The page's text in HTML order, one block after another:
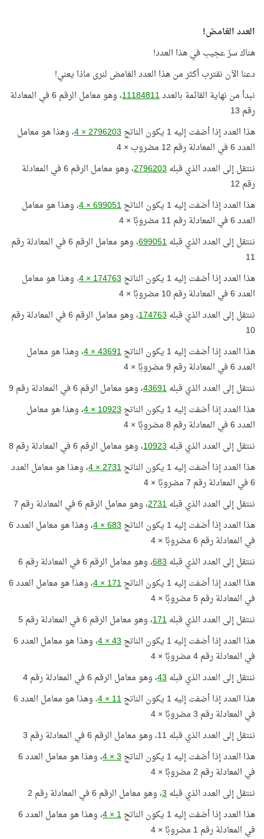
العدد الغامض!
هناك سرّ عجيب في هذا العدد!
دعنا الآن نقترب أكثر من هذا العدد الغامض لنرى ماذا يعني!
نبدأ من نهاية القائمة بالعدد11184811
، وهو معامل الرقم 6 في المعادلة
رقم 13
هذا العدد إذا أضفت إليه 1 يكون الناتج
2796203 × 4
، وهذا هو معامل
العدد 6 في المعادلة رقم 12 مضروب × 4
ننتقل إلى العدد الذي قبله2796203
، وهو معامل الرقم 6 في المعادلة
رقم 12
هذا العدد إذا أضفت إليه 1 يكون الناتج
699051 × 4
، وهذا هو معامل
العدد 6 في المعادلة رقم 11 مضروبًا × 4
ننتقل إلى العدد الذي قبله699051
، وهو معامل الرقم 6 في المعادلة رقم
11
هذا العدد إذا أضفت إليه 1 يكون الناتج
174763 × 4 ،وهذا هو معامل
العدد 6 في المعادلة رقم 10 مضروبًا × 4
ننتقل إلى العدد الذي قبله174763
، وهو معامل الرقم 6 في المعادلة رقم
10
هذا العدد إذا أضفت إليه 1 يكون الناتج
43691 × 4
، وهذا هو معامل
العدد 6 في المعادلة رقم 9 مضروبًا × 4
ننتقل إلى العدد الذي قبله43691، وهو معامل الرقم 6 في المعادلة رقم 9
هذا العدد إذا أضفت إليه 1 يكون الناتج
10923 × 4
، وهذا هو معامل
العدد 6 في المعادلة رقم 8 مضروبًا × 4
ننتقل إلى العدد الذي قبله10923، وهو معامل الرقم 6 في المعادلة رقم 8
هذا العدد إذا أضفت إليه 1 يكون الناتج
2731 × 4
، وهذا هو معامل العدد
6 في المعادلة رقم 7 مضروبًا × 4
ننتقل إلى العدد الذي قبله2731، وهو معامل الرقم 6 في المعادلة رقم 7
هذا العدد إذا أضفت إليه 1 يكون الناتج
683 × 4
، وهذا هو معامل العدد 6
في المعادلة رقم 6 مضروبًا × 4
ننتقل إلى العدد الذي قبله683، وهو معامل الرقم 6 في المعادلة رقم 6
هذا العدد إذا أضفت إليه 1 يكون الناتج
171 × 4
، وهذا هو معامل العدد 6
في المعادلة رقم 5 مضروبًا × 4
ننتقل إلى العدد الذي قبله171، وهو معامل الرقم 6 في المعادلة رقم 5
هذا العدد إذا أضفت إليه 1 يكون الناتج
43 × 4
، وهذا هو معامل العدد 6
في المعادلة رقم 4 مضروبًا × 4
ننتقل إلى العدد الذي قبله43، وهو معامل الرقم 6 في المعادلة رقم 4
هذا العدد إذا أضفت إليه 1 يكون الناتج
11 × 4 ،
وهذا هو معامل العدد 6
في المعادلة رقم 3 مضروبًا × 4
ننتقل إلى العدد الذي قبله 11، وهو معامل الرقم 6 في المعادلة رقم 3
هذا العدد إذا أضفت إليه 1 يكون الناتج
3 × 4
، وهذا هو معامل العدد 6
في المعادلة رقم 2 مضروبًا × 4
ننتقل إلى العدد الذي قبله3، وهو معامل الرقم 6 في المعادلة رقم 2
هذا العدد إذا أضفت إليه 1 يكون الناتج
1 × 4
، وهذا هو معامل العدد 6
في المعادلة رقم 1 مضروبًا × 4